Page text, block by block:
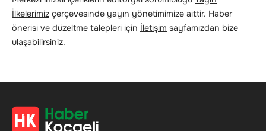
İlkelerimiz çerçevesinde yayın yönetimimize aittir. Haber
önerisi ve düzeltme talepleri için İletişim sayfamızdan bize
ulaşabilirsiniz.